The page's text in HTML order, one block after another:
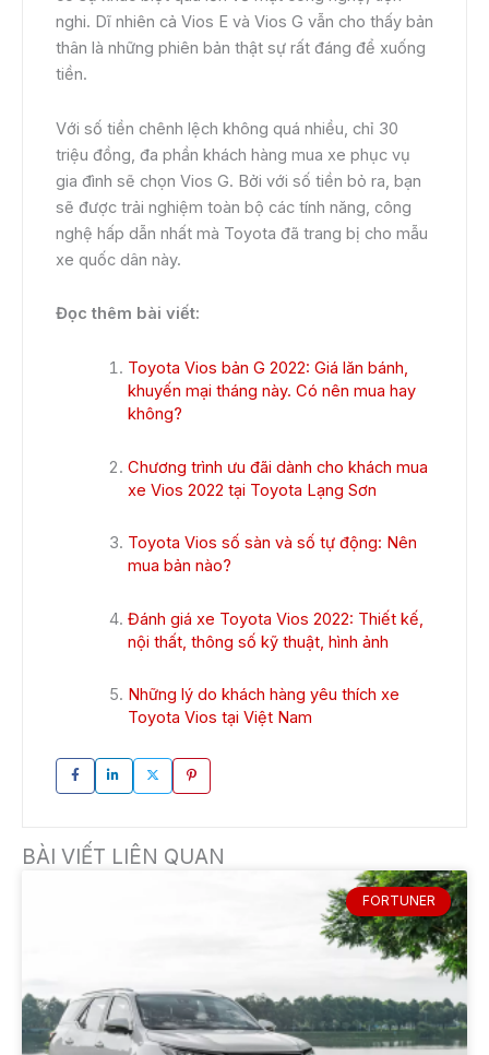
nghi. Dĩ nhiên cả Vios E và Vios G vẫn cho thấy bản
thân là những phiên bản thật sự rất đáng để xuống
tiền.
Với số tiền chênh lệch không quá nhiều, chỉ 30
triệu đồng, đa phần khách hàng mua xe phục vụ
gia đình sẽ chọn Vios G. Bởi với số tiền bỏ ra, bạn
sẽ được trải nghiệm toàn bộ các tính năng, công
nghệ hấp dẫn nhất mà Toyota đã trang bị cho mẫu
xe quốc dân này.
Đọc thêm bài viết:
Toyota Vios bản G 2022: Giá lăn bánh,
khuyến mại tháng này. Có nên mua hay
không?
Chương trình ưu đãi dành cho khách mua
xe Vios 2022 tại Toyota Lạng Sơn
Toyota Vios số sàn và số tự động: Nên
mua bản nào?
Đánh giá xe Toyota Vios 2022: Thiết kế,
nội thất, thông số kỹ thuật, hình ảnh
Những lý do khách hàng yêu thích xe
Toyota Vios tại Việt Nam
BÀI VIẾT LIÊN QUAN
FORTUNER